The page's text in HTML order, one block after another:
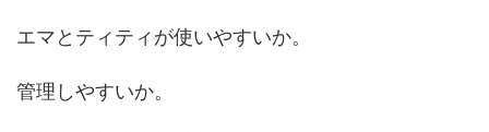
エマとティティが使いやすいか。
管理しやすいか。